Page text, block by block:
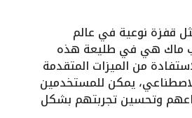
قفزة نوعية في عالم
ماك هي في طليعة هذه
من الميزات المتقدمة
يمكن للمستخدمين
وتحسين تجربتهم بشكل